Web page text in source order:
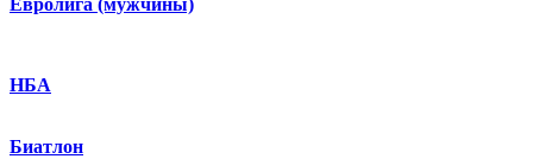
Евролига (мужчины)
НБА
Биатлон